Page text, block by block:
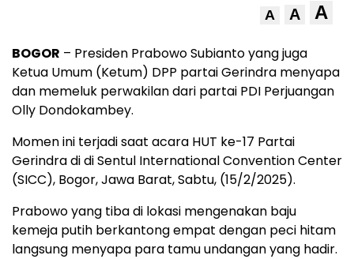
A A A
BOGOR – Presiden Prabowo Subianto yang juga
Ketua Umum (Ketum) DPP partai Gerindra menyapa
dan memeluk perwakilan dari partai PDI Perjuangan
Olly Dondokambey.
Momen ini terjadi saat acara HUT ke-17 Partai
Gerindra di di Sentul International Convention Center
(SICC), Bogor, Jawa Barat, Sabtu, (15/2/2025).
Prabowo yang tiba di lokasi mengenakan baju
kemeja putih berkantong empat dengan peci hitam
langsung menyapa para tamu undangan yang hadir.